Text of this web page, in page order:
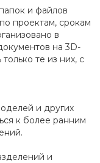
и файлов
проектам, срокам
в
на 3D-
те из них, с
и других
к более ранним
и